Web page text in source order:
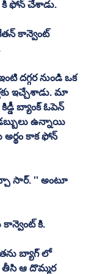
కి ఫోన్ చేశాడు.
కాన్వెంట్
దగ్గర నుండి ఒక
ఇచ్చేశాడు. మా
బ్యాంక్ ఓపెన్
ఉన్నాయి
కాక ఫోన్
సార్. '' అంటూ
కి.
తను బ్యాగ్ లో
తీసి ఆ దొమ్మర